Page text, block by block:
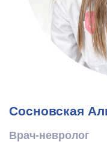
Сосновская
Врач-невролог